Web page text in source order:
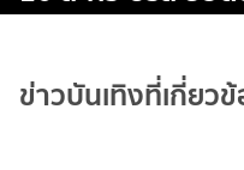
ข่าวบันเทิงที่เกี่ยว